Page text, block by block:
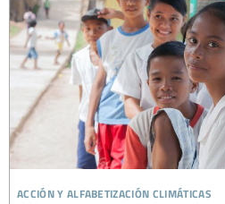
acción y alfabetización climáticas